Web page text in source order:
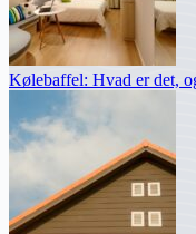
Kølebaffel: Hvad er det,